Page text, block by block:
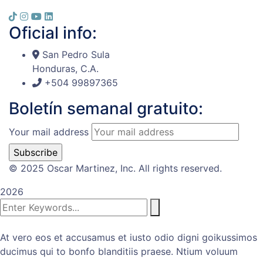
Oficial info:
San Pedro Sula
Honduras, C.A.
+504 99897365
Boletín semanal gratuito:
Your mail address
© 2025 Oscar Martinez, Inc. All rights reserved.
2026
At vero eos et accusamus et iusto odio digni goikussimos
ducimus qui to bonfo blanditiis praese. Ntium voluum